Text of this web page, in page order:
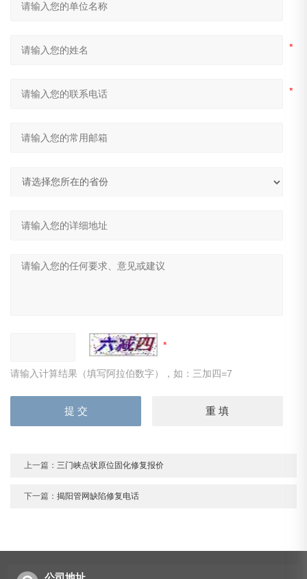
请输入计算结果（填写阿拉伯数字），如：三加四=7
上一篇：三门峡点状原位固化修复报价
下一篇：揭阳管网缺陷修复电话